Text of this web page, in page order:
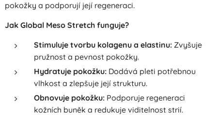
pokožky a podporují její regeneraci.
Jak Global Meso Stretch funguje?
Stimuluje tvorbu kolagenu a elastinu: Zvyšuje
pružnost a pevnost pokožky.
Hydratuje pokožku: Dodává pleti potřebnou
vlhkost a zlepšuje její strukturu.
Obnovuje pokožku: Podporuje regeneraci
kožních buněk a redukuje viditelnost strií.